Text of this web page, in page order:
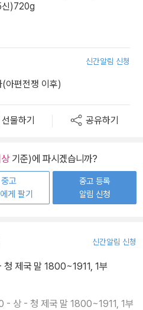
)720g
신간알림 신청
아편전쟁 이후)
선물하기 공유하기
기준)에 파시겠습니까?
중고
게 팔기
중고 등록
알림 신청
신간알림 신청
제국 말 1800~1911, 1부
- 상 - 청 제국 말 1800~1911, 1부